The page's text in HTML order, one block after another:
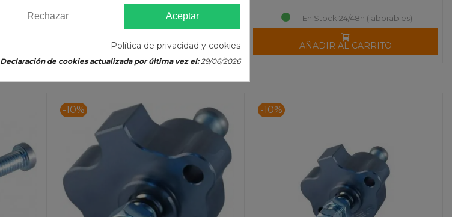
Disponible en 2-5 días
AÑADIR AL CARRITO
En Stock 24/48h (laborables)
AÑADIR AL CARRITO
-10% -10%
Rechazar Aceptar
Política de privacidad y cookies
Declaración de cookies actualizada por última vez el:29/06/2026